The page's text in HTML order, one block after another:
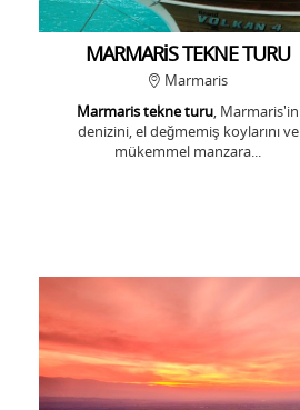
MARMARİS TEKNE TURU
Marmaris
Marmaris tekne turu, Marmaris'in
denizini, el değmemiş koylarını ve
mükemmel manzara...